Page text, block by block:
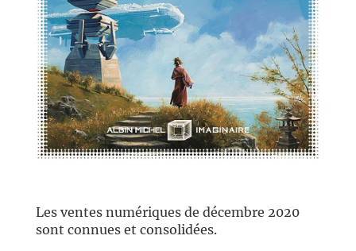
Les ventes numériques de décembre 2020
sont connues et consolidées.